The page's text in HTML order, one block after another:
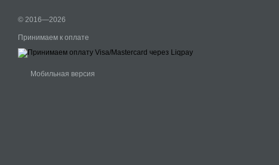
© 2016—2026
Принимаем к оплате
Мобильная версия